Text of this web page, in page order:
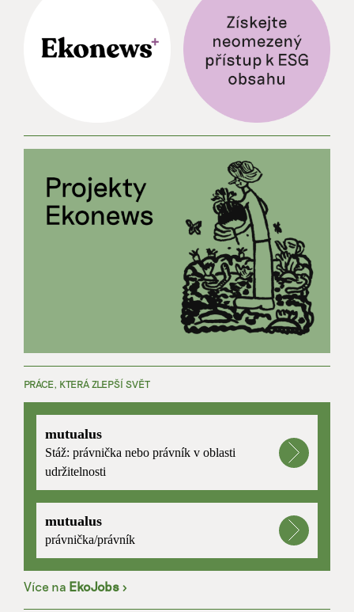
PRÁCE, KTERÁ ZLEPŠÍ SVĚT
mutualus
Stáž: právnička nebo právník v oblasti
udržitelnosti
mutualus
právnička/právník
Více na EkoJobs >